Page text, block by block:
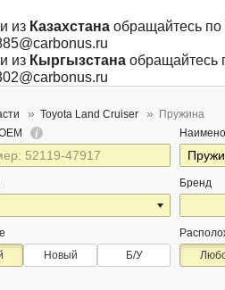
из Казахстана обращайтесь по
из Кыргызстана обращайтесь
Toyota Land Cruiser
Пружина
Бренд
Новый Б/У